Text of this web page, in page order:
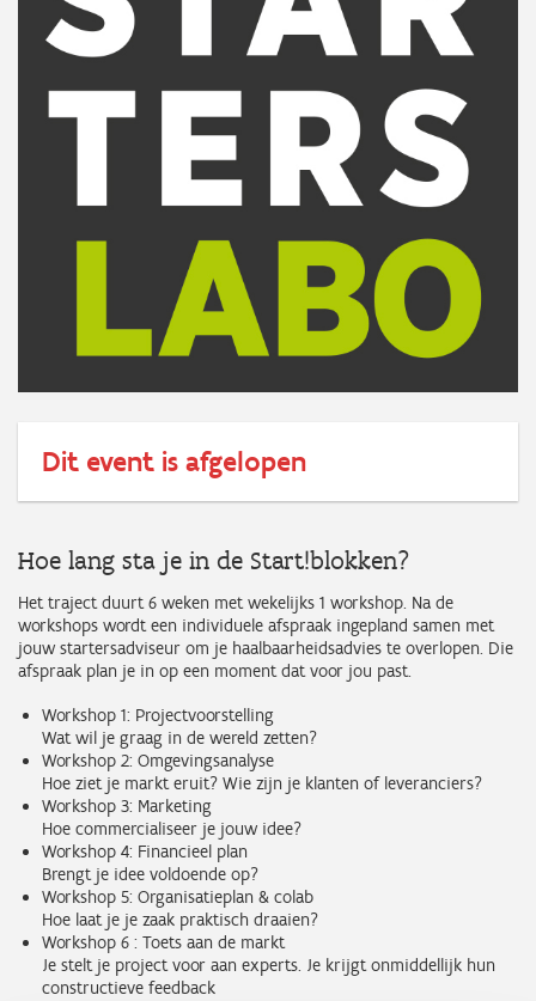
Dit event is afgelopen
Hoe lang sta je in de Start!blokken?
Het traject duurt 6 weken met wekelijks 1 workshop. Na de
workshops wordt een individuele afspraak ingepland samen met
jouw startersadviseur om je haalbaarheidsadvies te overlopen. Die
afspraak plan je in op een moment dat voor jou past.
Workshop 1: Projectvoorstelling
Wat wil je graag in de wereld zetten?
Workshop 2: Omgevingsanalyse
Hoe ziet je markt eruit? Wie zijn je klanten of leveranciers?
Workshop 3: Marketing
Hoe commercialiseer je jouw idee?
Workshop 4: Financieel plan
Brengt je idee voldoende op?
Workshop 5: Organisatieplan & colab
Hoe laat je je zaak praktisch draaien?
Workshop 6 : Toets aan de markt
Je stelt je project voor aan experts. Je krijgt onmiddellijk hun
constructieve feedback